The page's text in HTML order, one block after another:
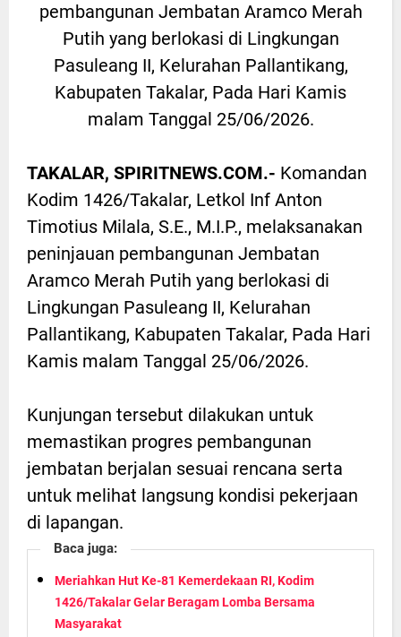
pembangunan Jembatan Aramco Merah
Putih yang berlokasi di Lingkungan
Pasuleang II, Kelurahan Pallantikang,
Kabupaten Takalar, Pada Hari Kamis
malam Tanggal 25/06/2026.
TAKALAR, SPIRITNEWS.COM.- Komandan
Kodim 1426/Takalar, Letkol Inf Anton
Timotius Milala, S.E., M.I.P., melaksanakan
peninjauan pembangunan Jembatan
Aramco Merah Putih yang berlokasi di
Lingkungan Pasuleang II, Kelurahan
Pallantikang, Kabupaten Takalar, Pada Hari
Kamis malam Tanggal 25/06/2026.
Kunjungan tersebut dilakukan untuk
memastikan progres pembangunan
jembatan berjalan sesuai rencana serta
untuk melihat langsung kondisi pekerjaan
di lapangan.
Baca juga:
Meriahkan Hut Ke-81 Kemerdekaan RI, Kodim
1426/Takalar Gelar Beragam Lomba Bersama
Masyarakat